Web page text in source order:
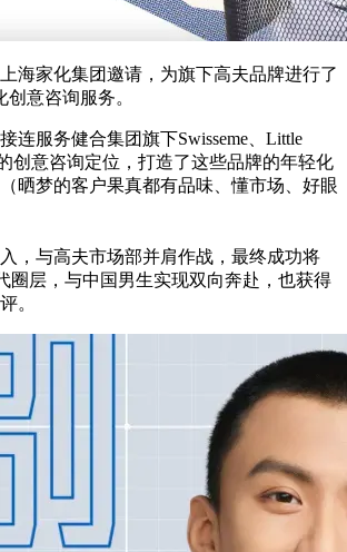
海家化集团邀请，为旗下高夫品牌进行了
意咨询服务。
连服务健合集团旗下Swisseme、Little
创意咨询定位，打造了这些品牌的年轻化
晒梦的客户果真都有品味、懂市场、好眼
，与高夫市场部并肩作战，最终成功将
圈层，与中国男生实现双向奔赴，也获得
。